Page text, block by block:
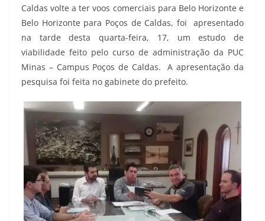
Caldas volte a ter voos comerciais para Belo Horizonte e
Belo Horizonte para Poços de Caldas, foi apresentado
na tarde desta quarta-feira, 17, um estudo de
viabilidade feito pelo curso de administração da PUC
Minas – Campus Poços de Caldas. A apresentação da
pesquisa foi feita no gabinete do prefeito.